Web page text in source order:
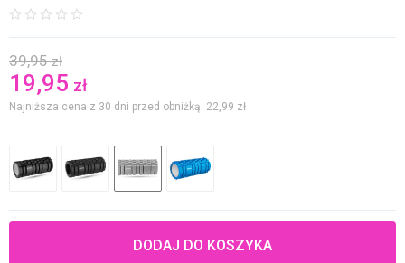
39,95zł
19,95 zł
Najniższa cena z 30 dni przed obniżką: 22,99 zł
DODAJ DO KOSZYKA